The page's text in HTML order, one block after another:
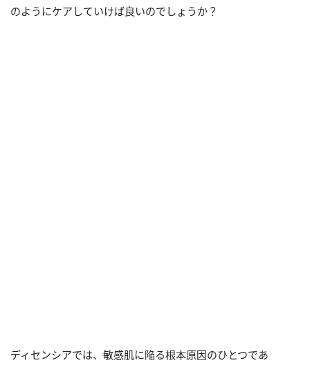
のようにケアしていけば良いのでしょうか？
ディセンシアでは、敏感肌に陥る根本原因のひとつであ